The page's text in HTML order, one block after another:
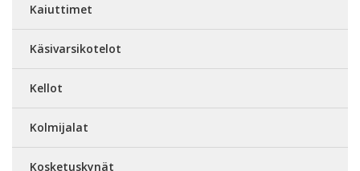
Kaiuttimet
Käsivarsikotelot
Kellot
Kolmijalat
Kosketuskynät